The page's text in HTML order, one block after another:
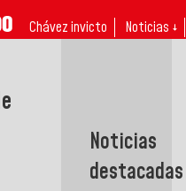
Chávez invicto Noticias ↓
Noticias
destacadas